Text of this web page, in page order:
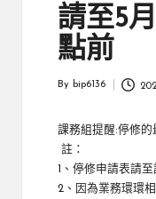
請至5
點前
Posted
By bip6136
課務組提醒:停修的
註：
1、停修申請表請
2、因為業務環環